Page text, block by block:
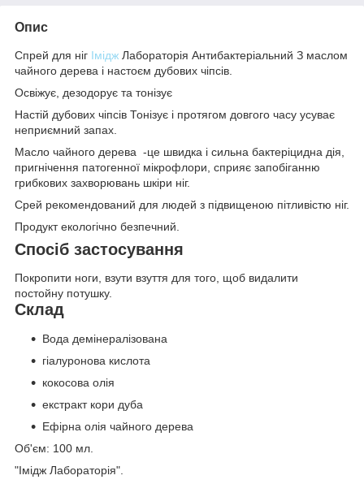
Опис
Спрей для ніг Імідж Лабораторія Антибактеріальний З маслом
чайного дерева і настоєм дубових чіпсів.
Освіжує, дезодорує та тонізує
Настій дубових чіпсів Тонізує і протягом довгого часу усуває
неприємний запах.
Масло чайного дерева -це швидка і сильна бактеріцидна дія,
пригнічення патогенної мікрофлори, сприяє запобіганню
грибкових захворювань шкіри ніг.
Срей рекомендований для людей з підвищеною пітливістю ніг.
Продукт екологічно безпечний.
Спосіб застосування
Покропити ноги, взути взуття для того, щоб видалити
постойну потушку.
Склад
Вода демінералізована
гіалуронова кислота
кокосова олія
екстракт кори дуба
Ефірна олія чайного дерева
Об'єм: 100 мл.
"Імідж Лабораторія".